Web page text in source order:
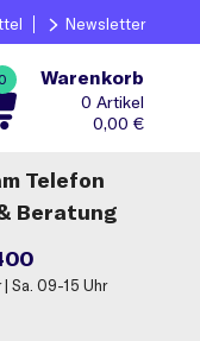
Newsletter
0 Warenkorb
0
0,00 €
Telefon
Beratung
Sa. 09-15 Uhr